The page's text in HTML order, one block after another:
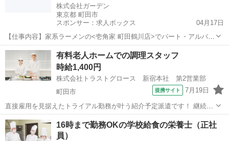
株式会社ガーデン
東京都 町田市
スポンサー：求人ボックス
04月17日
【仕事内容】家系ラーメンの<壱角家 町田鶴川店>でパート・アルバイ
トを大募集! 20代の若手スタッフが中心の元気なラーメン店で働きませ
んか? 未経験でもしっかりサポート!Wワークもスキマ時間バイトも歓
迎です! 美味しいまかないも食...
アルバイト・パート
有料老人ホームでの調理スタッフ
時給1,400円
株式会社トラストグロース 新宿本社 第2営業部
町田市
提携サイト 7月19日
直接雇用を見据えたトライアル勤務が叶う紹介予定派遣です！ 継続に
欠かせない職場とのマッチ度を見極めていただけます☆ ‾‾‾‾＼／
‾‾‾‾‾‾‾‾‾‾‾‾‾‾‾‾‾‾‾‾ 定員51名の有料老人ホームにて調理スタッフを募集！
...
東京 町田市 キッチン
16時まで勤務OKの学校給食の栄養士（正社
員）